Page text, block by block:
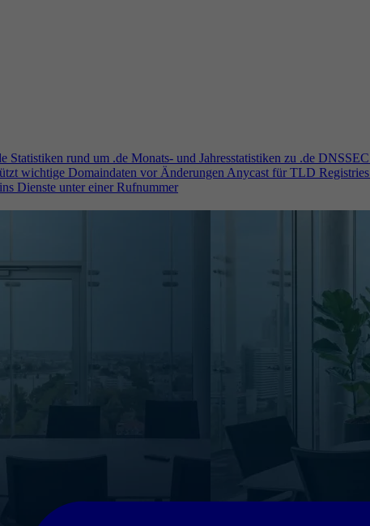
Statistiken rund um .de Monats- und Jahresstatistiken zu .de DNSSEC
wichtige Domaindaten vor ÄnderungenAnycast für TLD Registries
Dienste unter einer Rufnummer